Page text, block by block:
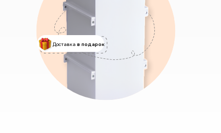
Доставка в подарок